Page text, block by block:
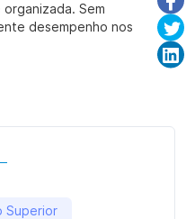
Sem
desempenho nos
Superior